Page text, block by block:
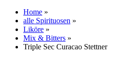
Home »
alle Spirituosen »
Liköre »
Mix & Bitters »
Triple Sec Curacao Stettner